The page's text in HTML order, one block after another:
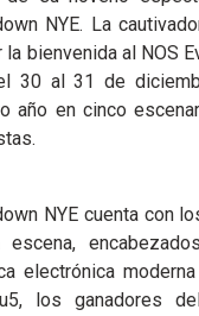
NYE. La
la bienvenida al NOS
30 al 31 de
año en cinco
NYE cuenta con
electrónica
los ganadores